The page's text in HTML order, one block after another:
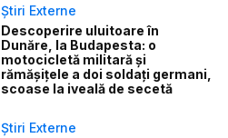
Știri Externe
Descoperire uluitoare în
Dunăre, la Budapesta: o
motocicletă militară și
rămășițele a doi soldați germani,
scoase la iveală de secetă
Știri Externe